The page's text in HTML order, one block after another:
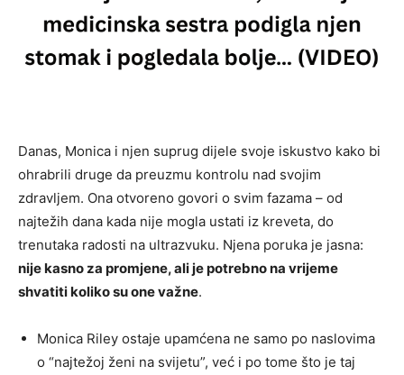
Danas, Monica i njen suprug dijele svoje iskustvo kako bi
ohrabrili druge da preuzmu kontrolu nad svojim
zdravljem. Ona otvoreno govori o svim fazama – od
najtežih dana kada nije mogla ustati iz kreveta, do
trenutaka radosti na ultrazvuku. Njena poruka je jasna:
nije kasno za promjene, ali je potrebno na vrijeme
shvatiti koliko su one važne.
Monica Riley ostaje upamćena ne samo po naslovima
o “najtežoj ženi na svijetu”, već i po tome što je taj